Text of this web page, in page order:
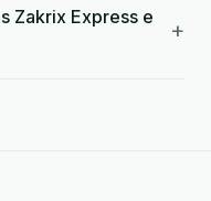
Zakrix Express e
+